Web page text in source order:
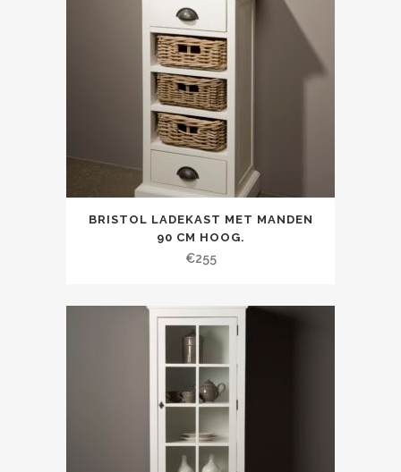
BRISTOL LADEKAST MET MANDEN
90 CM HOOG.
€255